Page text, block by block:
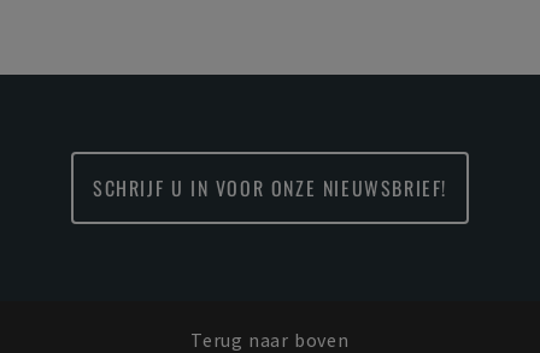
SCHRIJF U IN VOOR ONZE NIEUWSBRIEF!
Terug naar boven